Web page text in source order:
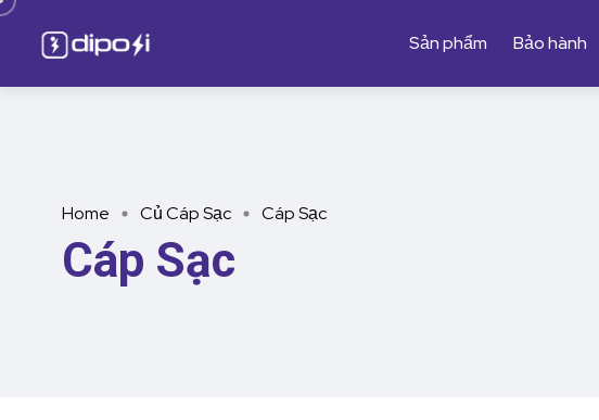
Sản phẩm Bảo hành
Home Củ Cáp Sạc Cáp Sạc
Cáp Sạc